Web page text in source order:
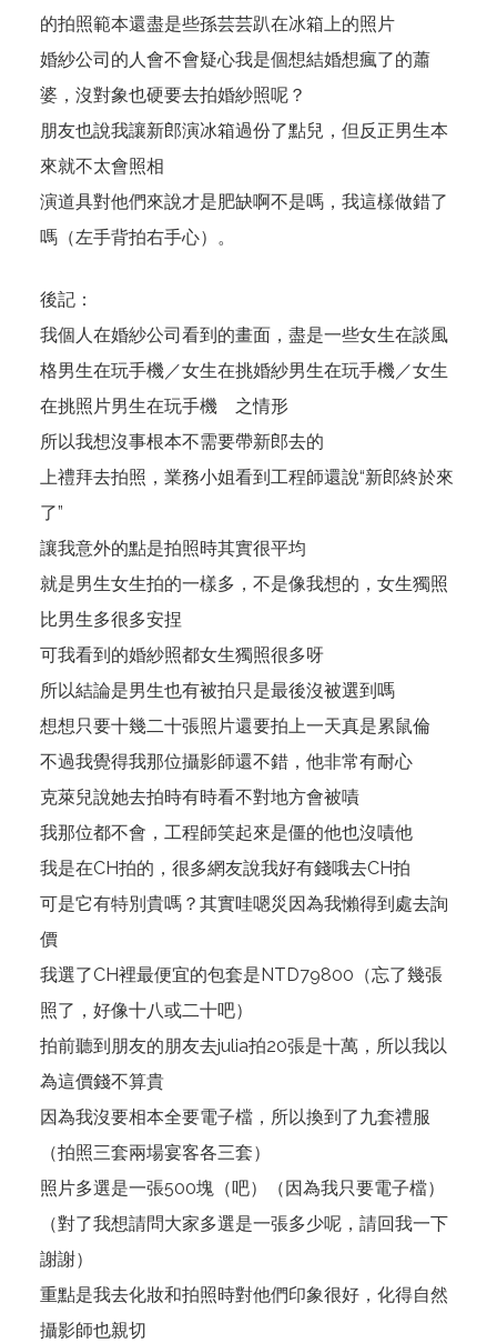
的拍照範本還盡是些孫芸芸趴在冰箱上的照片
婚紗公司的人會不會疑心我是個想結婚想瘋了的蕭
婆，沒對象也硬要去拍婚紗照呢？
朋友也說我讓新郎演冰箱過份了點兒，但反正男生本
來就不太會照相
演道具對他們來說才是肥缺啊不是嗎，我這樣做錯了
嗎（左手背拍右手心）。
後記：
我個人在婚紗公司看到的畫面，盡是一些女生在談風
格男生在玩手機／女生在挑婚紗男生在玩手機／女生
在挑照片男生在玩手機 之情形
所以我想沒事根本不需要帶新郎去的
上禮拜去拍照，業務小姐看到工程師還說“新郎終於來
了”
讓我意外的點是拍照時其實很平均
就是男生女生拍的一樣多，不是像我想的，女生獨照
比男生多很多安捏
可我看到的婚紗照都女生獨照很多呀
所以結論是男生也有被拍只是最後沒被選到嗎
想想只要十幾二十張照片還要拍上一天真是累鼠倫
不過我覺得我那位攝影師還不錯，他非常有耐心
克萊兒說她去拍時有時看不對地方會被嘖
我那位都不會，工程師笑起來是僵的他也沒嘖他
我是在CH拍的，很多網友說我好有錢哦去CH拍
可是它有特別貴嗎？其實哇嗯災因為我懶得到處去詢
價
我選了CH裡最便宜的包套是NTD79800（忘了幾張
照了，好像十八或二十吧）
拍前聽到朋友的朋友去julia拍20張是十萬，所以我以
為這價錢不算貴
因為我沒要相本全要電子檔，所以換到了九套禮服
（拍照三套兩場宴客各三套）
照片多選是一張500塊（吧）（因為我只要電子檔）
（對了我想請問大家多選是一張多少呢，請回我一下
謝謝）
重點是我去化妝和拍照時對他們印象很好，化得自然
攝影師也親切